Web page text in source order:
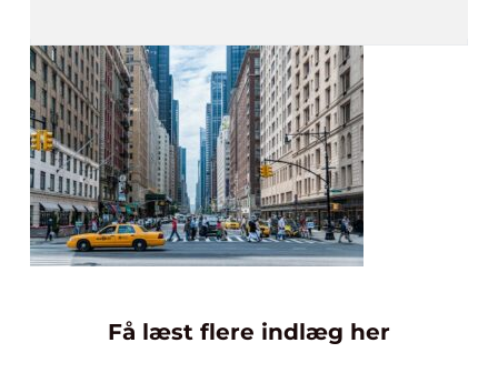
Få læst flere indlæg her